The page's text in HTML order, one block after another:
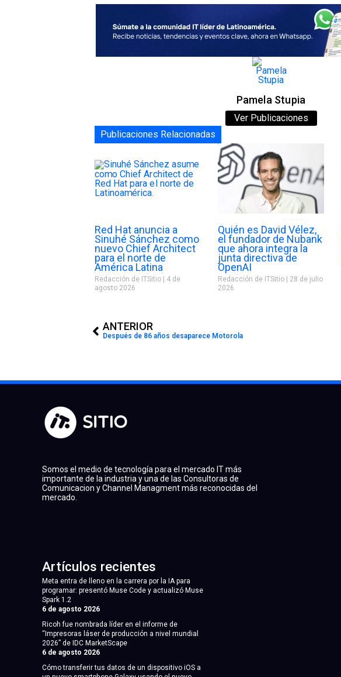
Pamela Stupia
Ver Publicaciones
Publicaciones Relacionadas
Red Hat anuncia a
Sinuhé Sánchez como
nuevo Chief Architect
para el norte de
América Latina
Redacción de ITSitio
4 de
agosto 2026
Quién es David Vélez,
el fundador de Nubank
que ahora integra la
junta directiva de
OpenAI
Redacción de ITSitio
28 de julio
2026
ANTERIOR
Después de 86 años desaparece Motorola
Somos el medio de tecnología para el mercado IT más
importante de la industria y una de las Consultoras de
Comunicacion y Channel Managment más reconocidas del
mercado.
Artículos recientes
Meta entra de lleno en la carrera por la IA para
programar: presentó Muse Code y actualizó Muse
Spark 1.2
6 de agosto 2026
Ricoh fue nombrada líder en el informe de
“Impresoras láser de producción a nivel mundial
2026” de IDC MarketScape
6 de agosto 2026
Cómo transferir tus datos de un dispositivo iOS a